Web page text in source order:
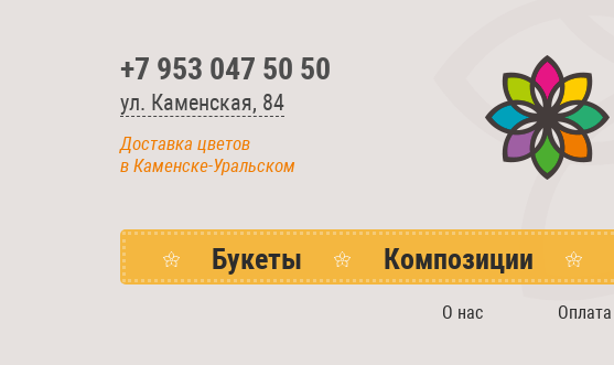
+7 953 047 50 50
ул. Каменская, 84
Доставка цветов
в Каменске-Уральском
Букеты Композиции
О нас Оплата